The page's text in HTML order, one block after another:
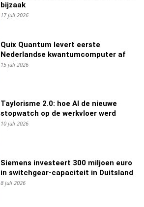
bijzaak
17 juli 2026
Quix Quantum levert eerste
Nederlandse kwantumcomputer af
15 juli 2026
Taylorisme 2.0: hoe AI de nieuwe
stopwatch op de werkvloer werd
10 juli 2026
Siemens investeert 300 miljoen euro
in switchgear-capaciteit in Duitsland
8 juli 2026